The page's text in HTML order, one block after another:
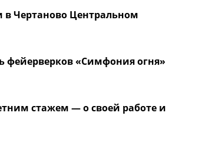
в Чертаново Центральном
фейерверков «Симфония огня»
стажем — о своей работе и